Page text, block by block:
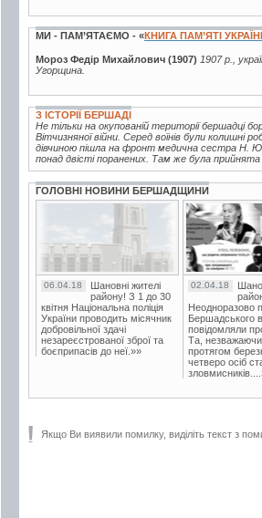
МИ - ПАМ’ЯТАЄМО - «КНИГА ПАМ’ЯТІ
Мороз Федір Михайлович (1907) 1907 р.,
Угорщина.
З ІСТОРІЇ БЕРШАДІ
Не тільки на окупованій території бершадці
Вітчизняної війни. Серед воїнів були колишні
дівчиною пішла на фронт медична сестра Н.
понад двісті поранених. Там же була прийнята
ГОЛОВНІ НОВИНИ БЕРШАДЩИНИ
06.04.18
Шановні жителі
району! З 1 до 30
квітня Національна поліція
України проводить місячник
добровільної здачі
незареєстрованої зброї та
боєприпасів до неї.»»
02.04.18
Неодноразово
Бершадського
повідомляли
Та, незважаючи
протягом
четверо осіб
Якщо Ви виявили помилку, виділіть текст з